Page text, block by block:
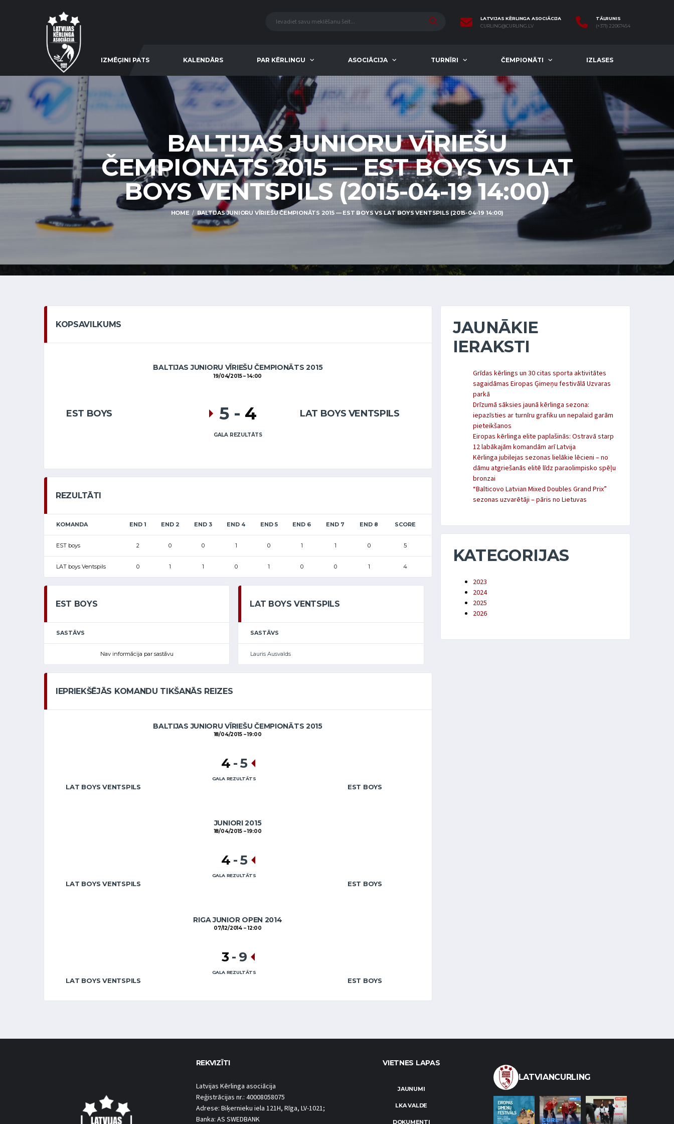
LATVIJAS KĒRLINGA ASOCIĀCIJA
CURLING@CURLING.LV
TĀLRUNIS
(+371) 22067454
IZMĒĢINI PATS KALENDĀRS PAR KĒRLINGU ASOCIĀCIJA TURNĪRI ČEMPIONĀTI IZLASES
BALTIJAS JUNIORU VĪRIEŠU
ČEMPIONĀTS 2015 — EST BOYS VS LAT
BOYS VENTSPILS (2015-04-19 14:00)
HOME BALTIJAS JUNIORU VĪRIEŠU ČEMPIONĀTS 2015 — EST BOYS VS LAT BOYS VENTSPILS (2015-04-19 14:00)
KOPSAVILKUMS
BALTIJAS JUNIORU VĪRIEŠU ČEMPIONĀTS 2015
19/04/2015 14:00
EST BOYS LAT BOYS VENTSPILS
5 - 4
GALA REZULTĀTS
REZULTĀTI
KOMANDA END 1 END 2 END 3 END 4 END 5 END 6 END 7 END 8 SCORE
EST boys 2 0 0 1 0 1 1 0 5
LAT boys Ventspils 0 1 1 0 1 0 0 1 4
EST BOYS
SASTĀVS
Nav informācija par sastāvu
LAT BOYS VENTSPILS
SASTĀVS
Lauris Ausvalds
IEPRIEKŠĒJĀS KOMANDU TIKŠANĀS REIZES
BALTIJAS JUNIORU VĪRIEŠU ČEMPIONĀTS 2015
18/04/2015 19:00
LAT BOYS VENTSPILS EST BOYS
4 -5
GALA REZULTĀTS
JUNIORI 2015
18/04/2015 19:00
LAT BOYS VENTSPILS EST BOYS
4 -5
GALA REZULTĀTS
RIGA JUNIOR OPEN 2014
07/12/2014 12:00
LAT BOYS VENTSPILS EST BOYS
3 - 9
GALA REZULTĀTS
JAUNĀKIE
IERAKSTI
Grīdas kērlings un 30 citas sporta aktivitātes
sagaidāmas Eiropas Ģimeņu festivālā Uzvaras
parkā
Drīzumā sāksies jaunā kērlinga sezona:
iepazīsties ar turnīru grafiku un nepalaid garām
pieteikšanos
Eiropas kērlinga elite paplašinās: Ostravā starp
12 labākajām komandām arī Latvija
Kērlinga jubilejas sezonas lielākie lēcieni – no
dāmu atgriešanās elitē līdz paraolimpisko spēļu
bronzai
“Balticovo Latvian Mixed Doubles Grand Prix”
sezonas uzvarētāji – pāris no Lietuvas
KATEGORIJAS
2023
2024
2025
2026
REKVIZĪTI
Latvijas Kērlinga asociācija
Reģistrācijas nr.: 40008058075
Adrese: Biķernieku iela 121H, Rīga, LV-1021;
Banka: AS SWEDBANK
VIETNES LAPAS
JAUNUMI
LKA VALDE
DOKUMENTI
LATVIANCURLING